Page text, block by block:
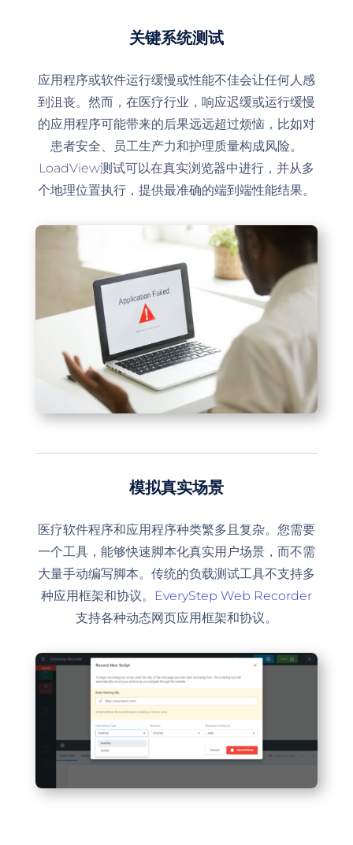
关键系统测试
应用程序或软件运行缓慢或性能不佳会让任何人感
到沮丧。然而，在医疗行业，响应迟缓或运行缓慢
的应用程序可能带来的后果远远超过烦恼，比如对
患者安全、员工生产力和护理质量构成风险。
LoadView测试可以在真实浏览器中进行，并从多
个地理位置执行，提供最准确的端到端性能结果。
模拟真实场景
医疗软件程序和应用程序种类繁多且复杂。您需要
一个工具，能够快速脚本化真实用户场景，而不需
大量手动编写脚本。传统的负载测试工具不支持多
种应用框架和协议。
EveryStep Web Recorder
支持各种动态网页应用框架和协议。